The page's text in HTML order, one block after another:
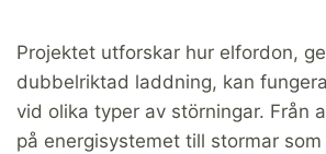
Projektet utforskar hur elfordon,
dubbelriktad laddning, kan
vid olika typer av störningar. Från
på energisystemet till stormar